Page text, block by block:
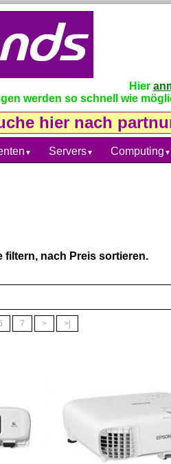
Hier
werden so schnell wie
▼ Servers▼ Computing ▼
filtern, nach Preis sortieren.
7 > >|